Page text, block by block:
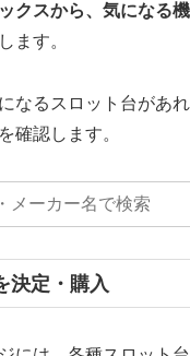
クスから、気になる
します。
なるスロット台があ
確認します。
決定・購入